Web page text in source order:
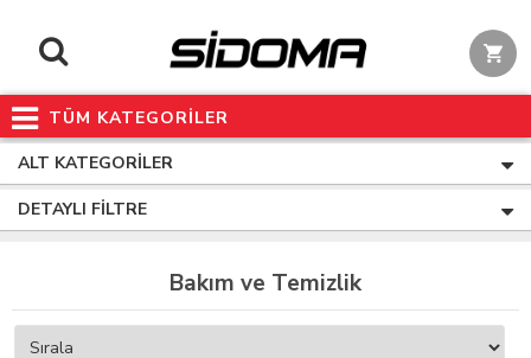
TÜM KATEGORİLER
ALT KATEGORILER
DETAYLI FILTRE
Bakım ve Temizlik